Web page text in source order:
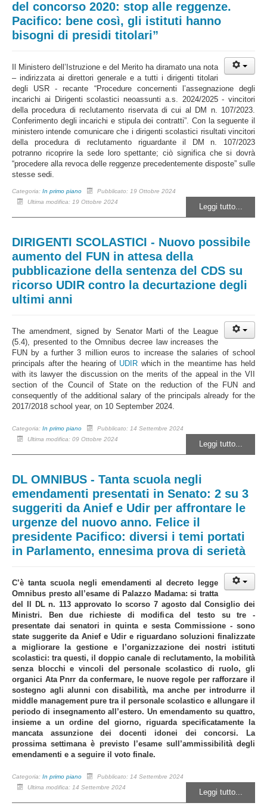
del concorso 2020: stop alle reggenze.
Pacifico: bene così, gli istituti hanno
bisogni di presidi titolari”
Il Ministero dell’Istruzione e del Merito ha diramato una nota
– indirizzata ai direttori generale e a tutti i dirigenti titolari
degli USR - recante “Procedure concernenti l’assegnazione degli
incarichi ai Dirigenti scolastici neoassunti a.s. 2024/2025 - vincitori
della procedura di reclutamento riservata di cui al DM n. 107/2023.
Conferimento degli incarichi e stipula dei contratti”. Con la seguente il
ministero intende comunicare che i dirigenti scolastici risultati vincitori
della procedura di reclutamento riguardante il DM n. 107/2023
potranno ricoprire la sede loro spettante; ciò significa che si dovrà
“procedere alla revoca delle reggenze precedentemente disposte” sulle
stesse sedi.
Categoria: In primo piano
Pubblicato: 19 Ottobre 2024
Ultima modifica: 19 Ottobre 2024
Leggi tutto...
DIRIGENTI SCOLASTICI - Nuovo possibile
aumento del FUN in attesa della
pubblicazione della sentenza del CDS su
ricorso UDIR contro la decurtazione degli
ultimi anni
The amendment, signed by Senator Marti of the League
(5.4), presented to the Omnibus decree law increases the
FUN by a further 3 million euros to increase the salaries of school
principals after the hearing of UDIR which in the meantime has held
with its lawyer the discussion on the merits of the appeal in the VII
section of the Council of State on the reduction of the FUN and
consequently of the additional salary of the principals already for the
2017/2018 school year, on 10 September 2024.
Categoria: In primo piano
Pubblicato: 14 Settembre 2024
Ultima modifica: 09 Ottobre 2024
Leggi tutto...
DL OMNIBUS - Tanta scuola negli
emendamenti presentati in Senato: 2 su 3
suggeriti da Anief e Udir per affrontare le
urgenze del nuovo anno. Felice il
presidente Pacifico: diversi i temi portati
in Parlamento, ennesima prova di serietà
C’è tanta scuola negli emendamenti al decreto legge
Omnibus presto all’esame di Palazzo Madama: si tratta
del Il DL n. 113 approvato lo scorso 7 agosto dal Consiglio dei
Ministri. Ben due richieste di modifica del testo su tre -
presentate dai senatori in quinta e sesta Commissione - sono
state suggerite da Anief e Udir e riguardano soluzioni finalizzate
a migliorare la gestione e l’organizzazione dei nostri istituti
scolastici: tra questi, il doppio canale di reclutamento, la mobilità
senza blocchi e vincoli del personale scolastico di ruolo, gli
organici Ata Pnrr da confermare, le nuove regole per rafforzare il
sostegno agli alunni con disabilità, ma anche per introdurre il
middle management pure tra il personale scolastico e allungare il
periodo di insegnamento all’estero. Un emendamento su quattro,
insieme a un ordine del giorno, riguarda specificatamente la
mancata assunzione dei docenti idonei dei concorsi. La
prossima settimana è previsto l’esame sull’ammissibilità degli
emendamenti e a seguire il voto finale.
Categoria: In primo piano
Pubblicato: 14 Settembre 2024
Ultima modifica: 14 Settembre 2024
Leggi tutto...